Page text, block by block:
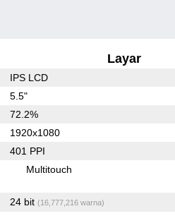
Layar
IPS LCD
5.5"
72.2%
1920x1080
401 PPI
Multitouch
24 bit (16,777,216 warna)